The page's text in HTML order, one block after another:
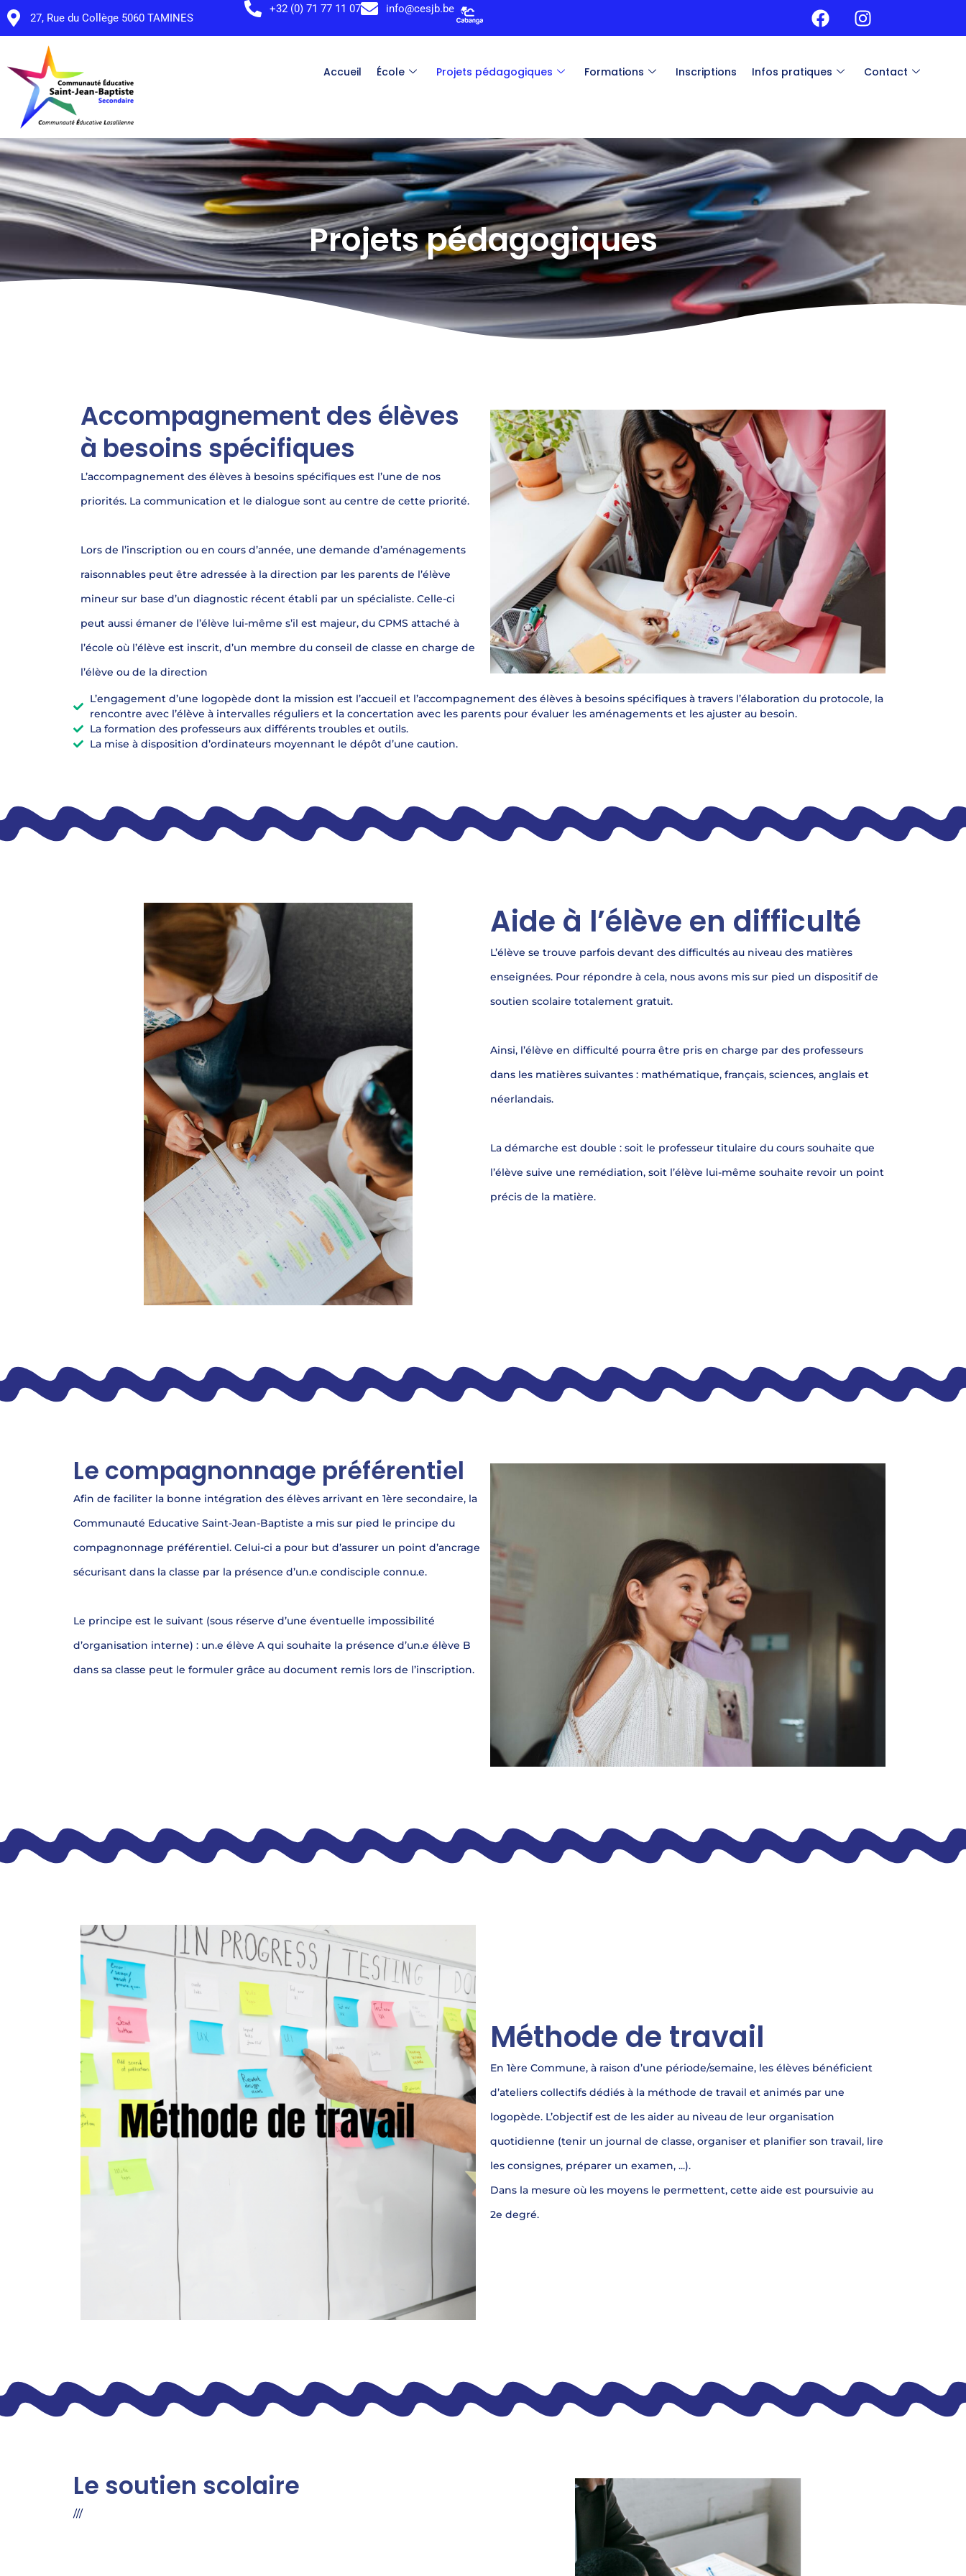
27, Rue du Collège 5060 TAMINES
+32 (0) 71 77 11 07 info@cesjb.be
Accueil École Projets pédagogiques Formations Inscriptions Infos pratiques Contact
Projets pédagogiques
Accompagnement des élèves
à besoins spécifiques
L’accompagnement des élèves à besoins spécifiques est l’une de nos
priorités. La communication et le dialogue sont au centre de cette priorité.
Lors de l’inscription ou en cours d’année, une demande d’aménagements
raisonnables peut être adressée à la direction par les parents de l’élève
mineur sur base d’un diagnostic récent établi par un spécialiste. Celle-ci
peut aussi émaner de l’élève lui-même s’il est majeur, du CPMS attaché à
l’école où l’élève est inscrit, d’un membre du conseil de classe en charge de
l’élève ou de la direction
L’engagement d’une logopède dont la mission est l’accueil et l’accompagnement des élèves à besoins spécifiques à travers l’élaboration du protocole, la
rencontre avec l’élève à intervalles réguliers et la concertation avec les parents pour évaluer les aménagements et les ajuster au besoin.
La formation des professeurs aux différents troubles et outils.
La mise à disposition d’ordinateurs moyennant le dépôt d’une caution.
Aide à l’élève en difficulté
L’élève se trouve parfois devant des difficultés au niveau des matières
enseignées. Pour répondre à cela, nous avons mis sur pied un dispositif de
soutien scolaire totalement gratuit.
Ainsi, l’élève en difficulté pourra être pris en charge par des professeurs
dans les matières suivantes : mathématique, français, sciences, anglais et
néerlandais.
La démarche est double : soit le professeur titulaire du cours souhaite que
l’élève suive une remédiation, soit l’élève lui-même souhaite revoir un point
précis de la matière.
Le compagnonnage préférentiel
Afin de faciliter la bonne intégration des élèves arrivant en 1ère secondaire, la
Communauté Educative Saint-Jean-Baptiste a mis sur pied le principe du
compagnonnage préférentiel. Celui-ci a pour but d’assurer un point d’ancrage
sécurisant dans la classe par la présence d’un.e condisciple connu.e.
Le principe est le suivant (sous réserve d’une éventuelle impossibilité
d’organisation interne) : un.e élève A qui souhaite la présence d’un.e élève B
dans sa classe peut le formuler grâce au document remis lors de l’inscription.
Méthode de travail
En 1ère Commune, à raison d’une période/semaine, les élèves bénéficient
d’ateliers collectifs dédiés à la méthode de travail et animés par une
logopède. L’objectif est de les aider au niveau de leur organisation
quotidienne (tenir un journal de classe, organiser et planifier son travail, lire
les consignes, préparer un examen, ...).
Dans la mesure où les moyens le permettent, cette aide est poursuivie au
2e degré.
Le soutien scolaire
///